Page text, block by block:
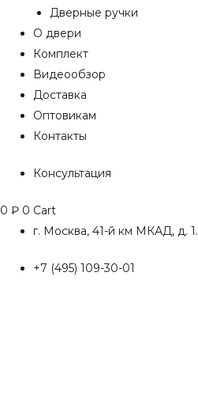
Дверные ручки
О двери
Комплект
Видеообзор
Доставка
Оптовикам
Контакты
Консультация
0 ₽ 0 Cart
г. Москва, 41-й км МКАД, д. 1.
+7 (495) 109-30-01